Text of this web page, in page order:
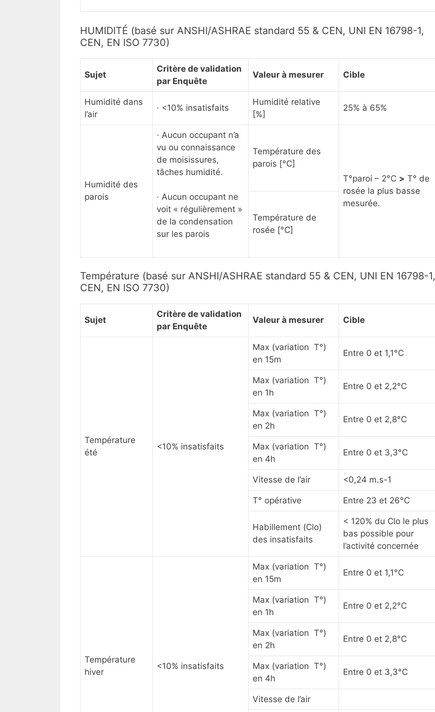
HUMIDITÉ (basé sur ANSHI/ASHRAE standard 55 & CEN, UNI EN 16798-1,
CEN, EN ISO 7730)
Sujet
Critère de validation
par Enquête
Valeur à mesurer Cible
Humidité dans
l’air
· <10% insatisfaits
Humidité relative
[%]
25% à 65%
Humidité des
parois
· Aucun occupant n’a
vu ou connaissance
de moisissures,
tâches humidité.
· Aucun occupant ne
voit « régulièrement »
de la condensation
sur les parois
Température des
parois [°C]
T°paroi – 2°C > T° de
rosée la plus basse
mesurée.
Température de
rosée [°C]
Température (basé sur ANSHI/ASHRAE standard 55 & CEN, UNI EN 16798-1,
CEN, EN ISO 7730)
Sujet
Critère de validation
par Enquête
Valeur à mesurer Cible
Température
été
<10% insatisfaits
Max (variation T°)
en 15m
Entre 0 et 1,1°C
Max (variation T°)
en 1h
Entre 0 et 2,2°C
Max (variation T°)
en 2h
Entre 0 et 2,8°C
Max (variation T°)
en 4h
Entre 0 et 3,3°C
Vitesse de l’air <0,24 m.s-1
T° opérative Entre 23 et 26°C
Habillement (Clo)
des insatisfaits
< 120% du Clo le plus
bas possible pour
l’activité concernée
Température
hiver
<10% insatisfaits
Max (variation T°)
en 15m
Entre 0 et 1,1°C
Max (variation T°)
en 1h
Entre 0 et 2,2°C
Max (variation T°)
en 2h
Entre 0 et 2,8°C
Max (variation T°)
en 4h
Entre 0 et 3,3°C
Vitesse de l’air